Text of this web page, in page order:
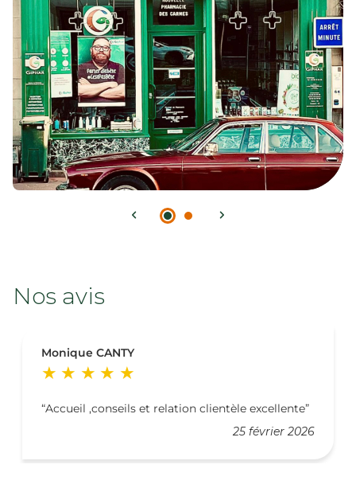
Nos avis
Monique CANTY
25 février 2026
Accueil ,conseils et relation clientèle excellente